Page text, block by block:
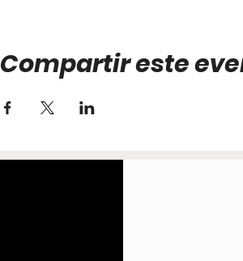
Compartir este